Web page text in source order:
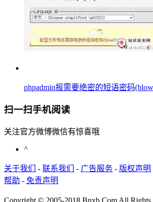
phpadmin报需要绝密的短语密码
扫一扫手机阅读
关注官方微博微信有惊喜哦
^
关于我们 - 联系我们 - 广告服务 - 版权声明
帮助 - 免责声明
Copyright © 2005-2018 Bnxb.Com All Rights